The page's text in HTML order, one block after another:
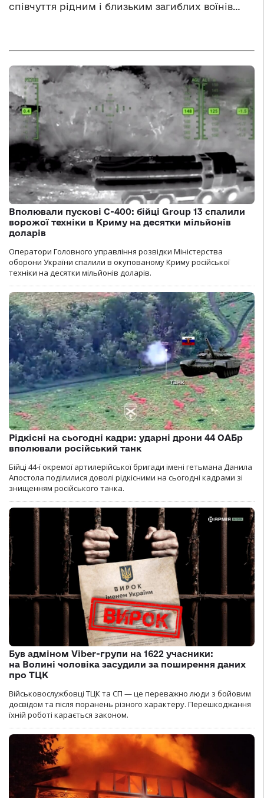
співчуття рідним і близьким загиблих воїнів…
Вполювали пускові С-400: бійці Group 13 спалили
ворожої техніки в Криму на десятки мільйонів
доларів
Оператори Головного управління розвідки Міністерства
оборони України спалили в окупованому Криму російської
техніки на десятки мільйонів доларів.
Рідкісні на сьогодні кадри: ударні дрони 44 ОАБр
вполювали російський танк
Бійці 44-ї окремої артилерійської бригади імені гетьмана Данила
Апостола поділилися доволі рідкісними на сьогодні кадрами зі
знищенням російського танка.
Був адміном Viber-групи на 1622 учасники:
на Волині чоловіка засудили за поширення даних
про ТЦК
Військовослужбовці ТЦК та СП — це переважно люди з бойовим
досвідом та після поранень різного характеру. Перешкоджання
їхній роботі карається законом.